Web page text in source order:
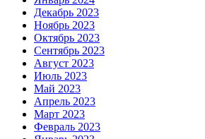
Декабрь 2023
Ноябрь 2023
Октябрь 2023
Сентябрь 2023
Август 2023
Июль 2023
Май 2023
Апрель 2023
Март 2023
Февраль 2023